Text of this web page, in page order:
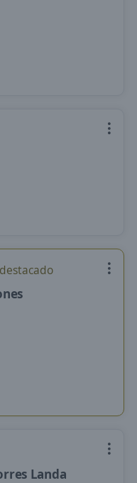
Landa